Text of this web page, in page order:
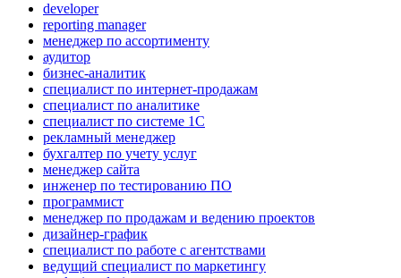
developer
reporting manager
менеджер по ассортименту
аудитор
бизнес-аналитик
специалист по интернет-продажам
специалист по аналитике
специалист по системе 1С
рекламный менеджер
бухгалтер по учету услуг
менеджер сайта
инженер по тестированию ПО
программист
менеджер по продажам и ведению проектов
дизайнер-график
специалист по работе с агентствами
ведущий специалист по маркетингу